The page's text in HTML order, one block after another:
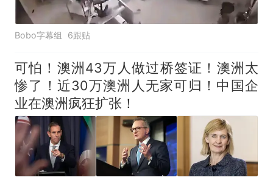
Bobo字幕组 6跟贴
可怕！澳洲43万人做过桥签证！澳洲太
惨了！近30万澳洲人无家可归！中国企
业在澳洲疯狂扩张！